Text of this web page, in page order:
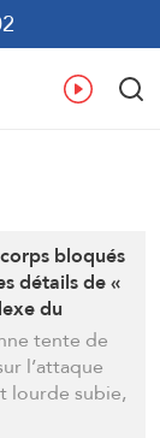
bloqués
détails de «
du
l’armée
tente de
l’attaque
lourde subie,